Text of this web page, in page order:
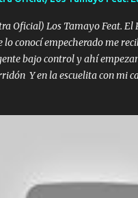
Y seguir trabajando
Oficial) Los Tamayo Feat. El
lo conocí empecherado me
bajo control y ahí
Y en la escuelita con mi
pa que sepan Aquí Pura